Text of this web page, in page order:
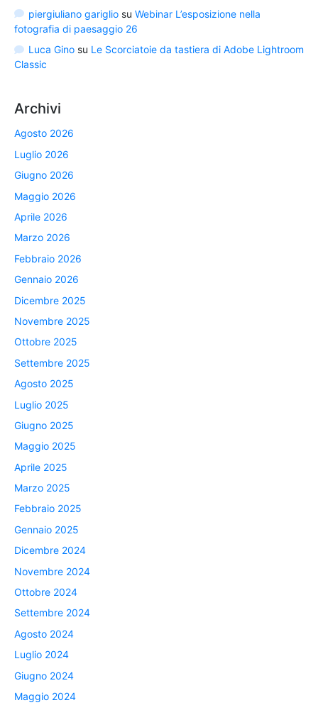
piergiuliano garigliosu Webinar L’esposizione nella
fotografia di paesaggio 26
Luca Ginosu Le Scorciatoie da tastiera di Adobe Lightroom
Classic
Archivi
Agosto 2026
Luglio 2026
Giugno 2026
Maggio 2026
Aprile 2026
Marzo 2026
Febbraio 2026
Gennaio 2026
Dicembre 2025
Novembre 2025
Ottobre 2025
Settembre 2025
Agosto 2025
Luglio 2025
Giugno 2025
Maggio 2025
Aprile 2025
Marzo 2025
Febbraio 2025
Gennaio 2025
Dicembre 2024
Novembre 2024
Ottobre 2024
Settembre 2024
Agosto 2024
Luglio 2024
Giugno 2024
Maggio 2024